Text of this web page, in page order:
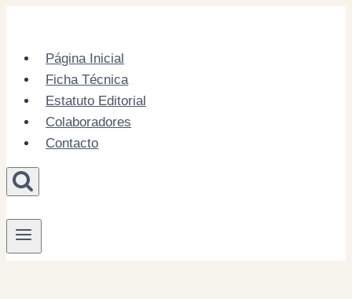
contentPágina Inicial
Ficha Técnica
Estatuto Editorial
Colaboradores
Contacto